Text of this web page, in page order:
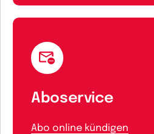
Aboservice
Abo online kündigen